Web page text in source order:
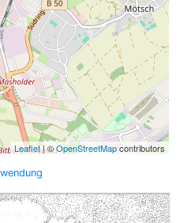
Leaflet| ©OpenStreetMapcontributors